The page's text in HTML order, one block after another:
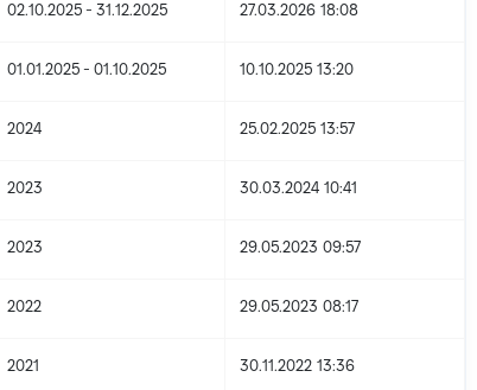
02.10.2025 - 31.12.2025 27.03.2026 18:08
01.01.2025 - 01.10.2025 10.10.2025 13:20
2024 25.02.2025 13:57
2023 30.03.2024 10:41
2023 29.05.2023 09:57
2022 29.05.2023 08:17
2021 30.11.2022 13:36